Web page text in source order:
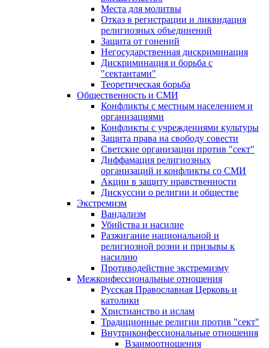
Места для молитвы
Отказ в регистрации и ликвидация
религиозных объединений
Защита от гонений
Негосударственная дискриминация
Дискриминация и борьба с
"сектантами"
Теоретическая борьба
Общественность и СМИ
Конфликты с местным населением и
организациями
Конфликты с учреждениями культуры
Защита права на свободу совести
Светские организации против "сект"
Диффамация религиозных
организаций и конфликты со СМИ
Акции в защиту нравственности
Дискуссии о религии и обществе
Экстремизм
Вандализм
Убийства и насилие
Разжигание национальной и
религиозной розни и призывы к
насилию
Противодействие экстремизму
Межконфессиональные отношения
Русская Православная Церковь и
католики
Христианство и ислам
Традиционные религии против "сект"
Внутриконфессиональные отношения
Взаимоотношения